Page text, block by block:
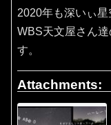
2020年も深いぃ
WBS天文屋さん
す。
Attachments: